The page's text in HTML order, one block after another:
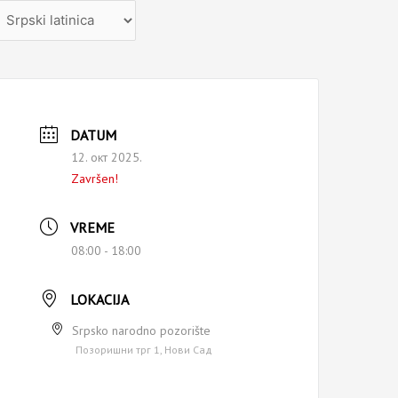
DATUM
12. окт 2025.
Završen!
VREME
08:00 - 18:00
LOKACIJA
Srpsko narodno pozorište
Позоришни трг 1, Нови Сад